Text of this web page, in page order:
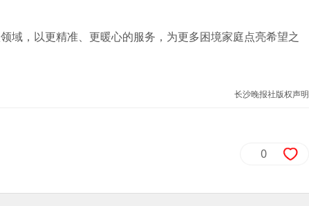
域，以更精准、更暖心的服务，为更多困境家庭点亮希望之
长沙晚报社版权声明
0